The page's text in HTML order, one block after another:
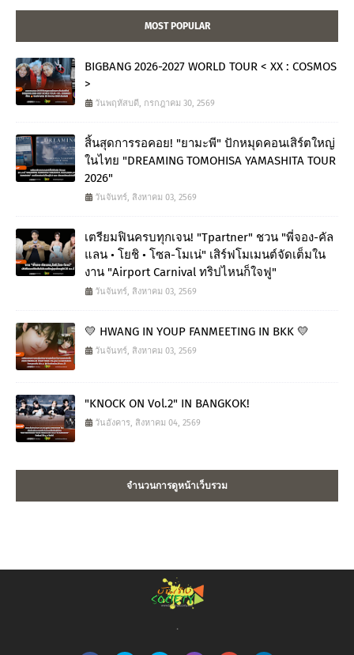
MOST POPULAR
BIGBANG 2026-2027 WORLD TOUR < XX : COSMOS
>
วันพฤหัสบดี, กรกฎาคม 30, 2569
สิ้นสุดการรอคอย! "ยามะพี" ปักหมุดคอนเสิร์ตใหญ่
ในไทย "DREAMING TOMOHISA YAMASHITA TOUR
2026"
วันจันทร์, สิงหาคม 03, 2569
เตรียมฟินครบทุกเจน! "Tpartner" ชวน "พี่จอง-คัล
แลน • โยชิ • โซล-โมเน่" เสิร์ฟโมเมนต์จัดเต็มใน
งาน "Airport Carnival ทริปไหนก็ใจฟู"
วันจันทร์, สิงหาคม 03, 2569
💛 HWANG IN YOUP FANMEETING IN BKK 💛
วันจันทร์, สิงหาคม 03, 2569
"KNOCK ON Vol.2" IN BANGKOK!
วันอังคาร, สิงหาคม 04, 2569
จำนวนการดูหน้าเว็บรวม
.